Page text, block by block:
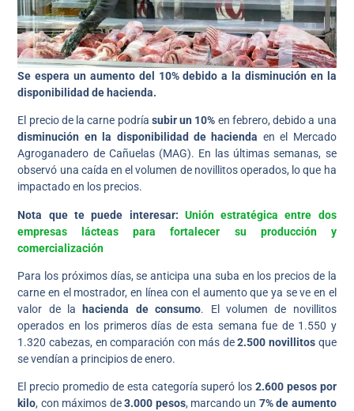
Se espera un aumento del 10% debido a la disminución en la
disponibilidad de hacienda.
El precio de la carne podría subir un 10% en febrero, debido a una
disminución en la disponibilidad de hacienda en el Mercado
Agroganadero de Cañuelas (MAG). En las últimas semanas, se
observó una caída en el volumen de novillitos operados, lo que ha
impactado en los precios.
Nota que te puede interesar: Unión estratégica entre dos
empresas lácteas para fortalecer su producción y
comercialización
Para los próximos días, se anticipa una suba en los precios de la
carne en el mostrador, en línea con el aumento que ya se ve en el
valor de la hacienda de consumo. El volumen de novillitos
operados en los primeros días de esta semana fue de 1.550 y
1.320 cabezas, en comparación con más de2.500 novillitos que
se vendían a principios de enero.
El precio promedio de esta categoría superó los 2.600 pesos por
kilo, con máximos de3.000 pesos, marcando un 7% de aumento